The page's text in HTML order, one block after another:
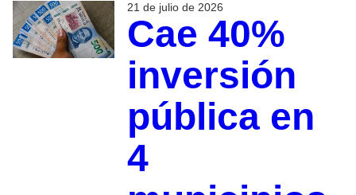
21 de julio de 2026
Cae 40%
inversión
pública en
4